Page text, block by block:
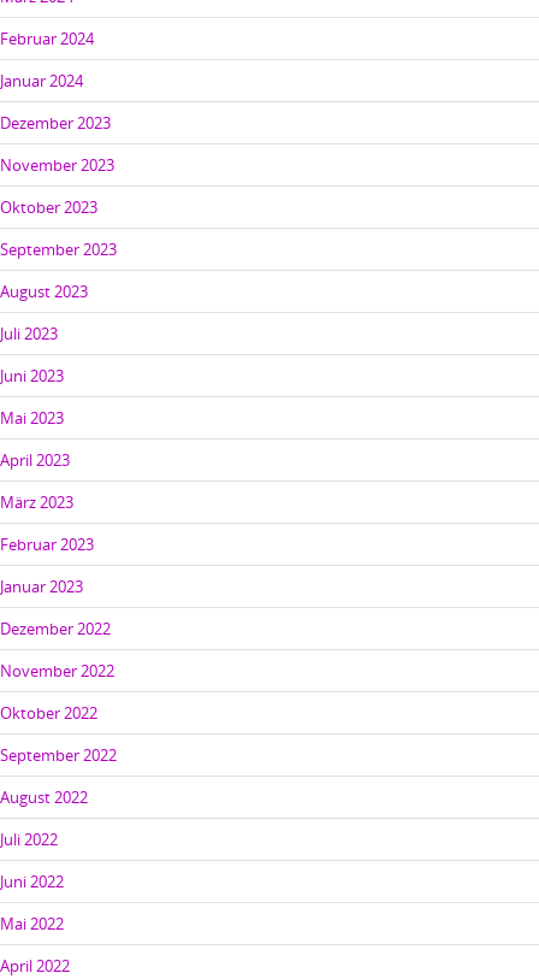
Februar 2024
Januar 2024
Dezember 2023
November 2023
Oktober 2023
September 2023
August 2023
Juli 2023
Juni 2023
Mai 2023
April 2023
März 2023
Februar 2023
Januar 2023
Dezember 2022
November 2022
Oktober 2022
September 2022
August 2022
Juli 2022
Juni 2022
Mai 2022
April 2022